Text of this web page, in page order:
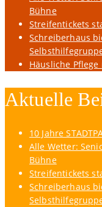
Bühne
Streifentickets
Schreiberhaus
Häusliche
Aktuelle
10 Jahre
Alle Wetter:
Bühne
Streifentickets
Schreiberhaus